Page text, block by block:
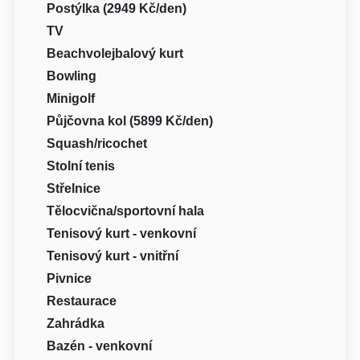
Postýlka (2949 Kč/den)
TV
Beachvolejbalový kurt
Bowling
Minigolf
Půjčovna kol (5899 Kč/den)
Squash/ricochet
Stolní tenis
Střelnice
Tělocvična/sportovní hala
Tenisový kurt - venkovní
Tenisový kurt - vnitřní
Pivnice
Restaurace
Zahrádka
Bazén - venkovní